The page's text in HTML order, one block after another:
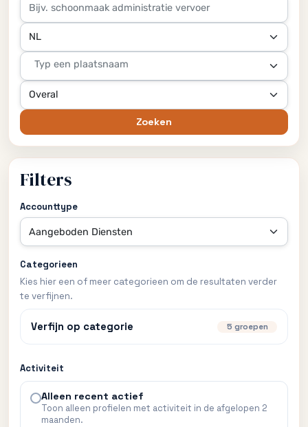
Typ een plaatsnaam
Zoeken
Filters
Accounttype
Categorieen
Kies hier een of meer categorieen om de resultaten verder
te verfijnen.
Verfijn op categorie 5 groepen
Activiteit
Alleen recent actief
Toon alleen profielen met activiteit in de afgelopen 2
maanden.